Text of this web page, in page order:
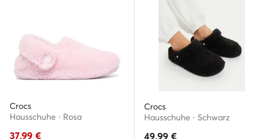
Crocs
Hausschuhe · Rosa
37,99 €
Crocs
Hausschuhe · Schwarz
49,99 €